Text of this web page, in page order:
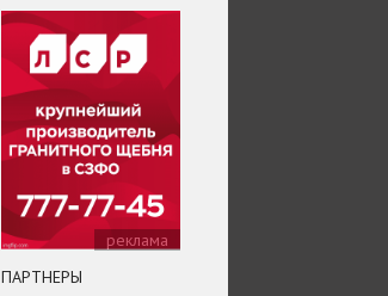
реклама
ПАРТНЕРЫ